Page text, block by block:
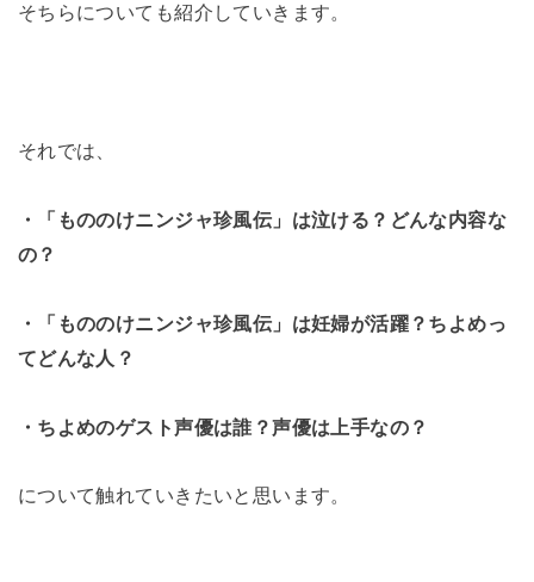
そちらについても紹介していきます。
それでは、
・「もののけニンジャ珍風伝」は泣ける？どんな内容な
の？
・「もののけニンジャ珍風伝」は妊婦が活躍？ちよめっ
てどんな人？
・ちよめのゲスト声優は誰？声優は上手なの？
について触れていきたいと思います。